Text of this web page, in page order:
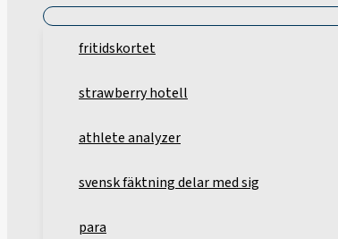
fritidskortet
strawberry hotell
athlete analyzer
svensk fäktning delar med sig
para